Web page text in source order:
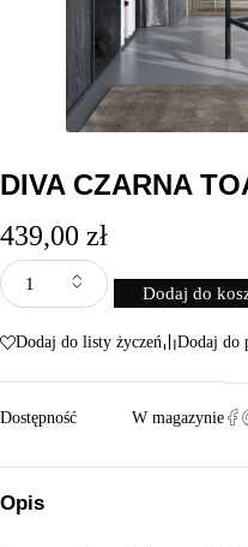
DIVA CZARNA
439,00 zł
Dodaj do
Dodaj do listy życzeń Dodaj do
Dostępność W magazynie
Opis